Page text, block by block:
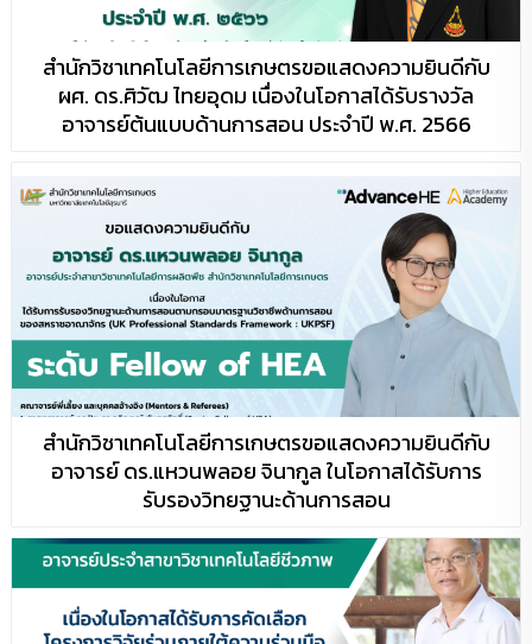
สำนักวิชาเทคโนโลยีการเกษตรขอแสดงความยินดีกับ
ผศ. ดร.ศิวัฒ ไทยอุดม เนื่องในโอกาสได้รับรางวัล
อาจารย์ต้นแบบด้านการสอน ประจำปี พ.ศ. 2566
สำนักวิชาเทคโนโลยีการเกษตรขอแสดงความยินดีกับ
อาจารย์ ดร.แหวนพลอย จินากูล ในโอกาสได้รับการ
รับรองวิทยฐานะด้านการสอน